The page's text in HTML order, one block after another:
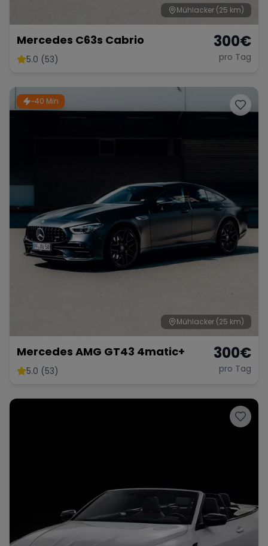
Mühlacker (25 km)
Mercedes C63s Cabrio
5.0 (53)
300€
pro Tag
~40 Min
Mühlacker (25 km)
Mercedes AMG GT43 4matic+
5.0 (53)
300€
pro Tag